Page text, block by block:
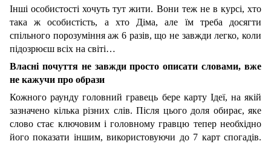
Інші особистості хочуть тут жити. Вони теж не в курсі, хто
така ж особистість, а хто Діма, але їм треба досягти
спільного порозуміння аж 6 разів, що не завжди легко, коли
підозрюєш всіх на світі…
Власні почуття не завжди просто описати словами, вже
не кажучи про образи
Кожного раунду головний гравець бере карту Ідеї, на якій
зазначено кілька різних слів. Після цього доля обирає, яке
слово стає ключовим і головному гравцю тепер необхідно
його показати іншим, використовуючи до 7 карт спогадів.